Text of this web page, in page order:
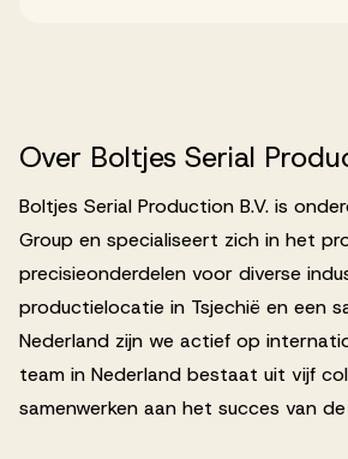
Over Boltjes Serial
Boltjes Serial Production B.V. is
Group en specialiseert zich in het
precisieonderdelen voor diverse
productielocatie in Tsjechië en een
Nederland zijn we actief op
team in Nederland bestaat uit vijf
samenwerken aan het succes van